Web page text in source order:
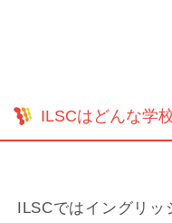
ILSCはどんな学
ILSCではイングリッ